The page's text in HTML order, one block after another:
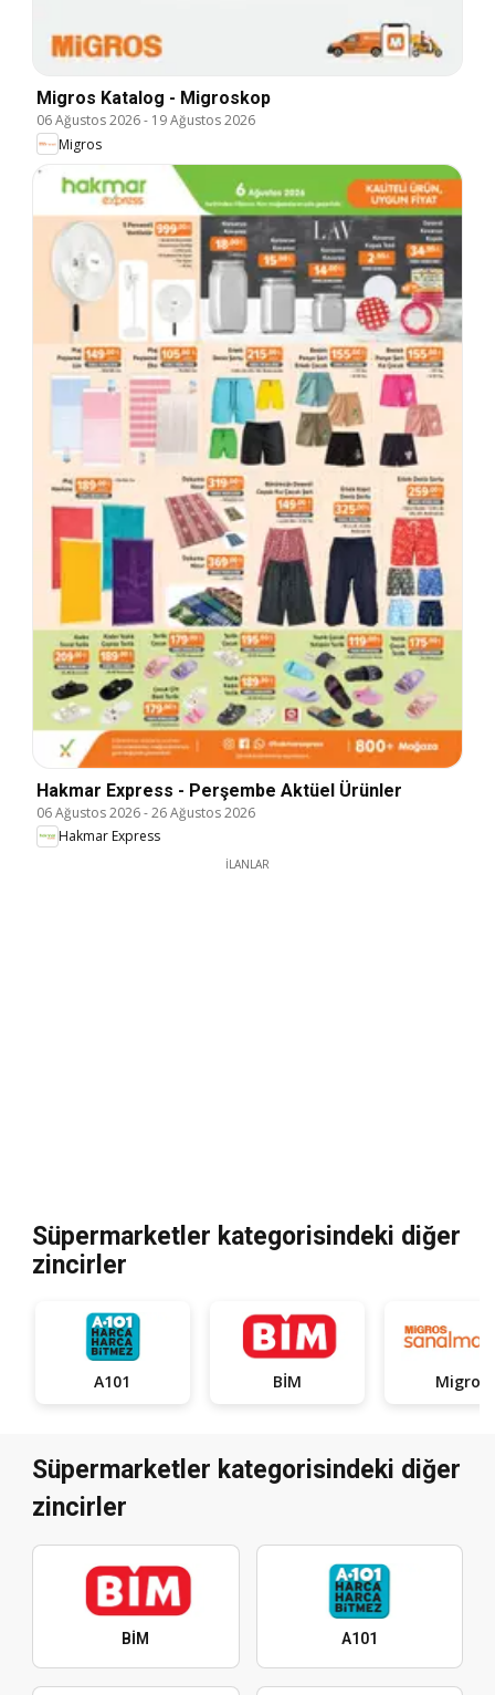
Migros Katalog - Migroskop
06 Ağustos 2026- 19 Ağustos 2026
Migros
Hakmar Express - Perşembe Aktüel Ürünler
06 Ağustos 2026-26 Ağustos 2026
Hakmar Express
İLANLAR
Süpermarketler kategorisindeki diğer
zincirler
A101 BİM Migros
Süpermarketler kategorisindeki diğer
zincirler
BİM A101